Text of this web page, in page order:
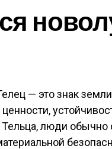
— это знак
люди обычно